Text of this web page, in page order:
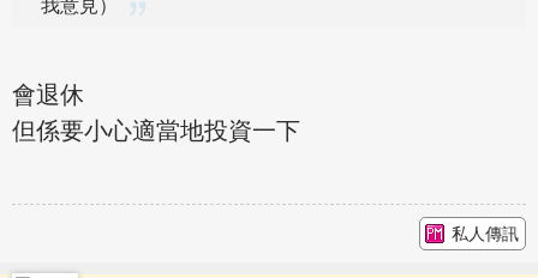
會退休
但係要小心適當地投資一下
私人傳訊